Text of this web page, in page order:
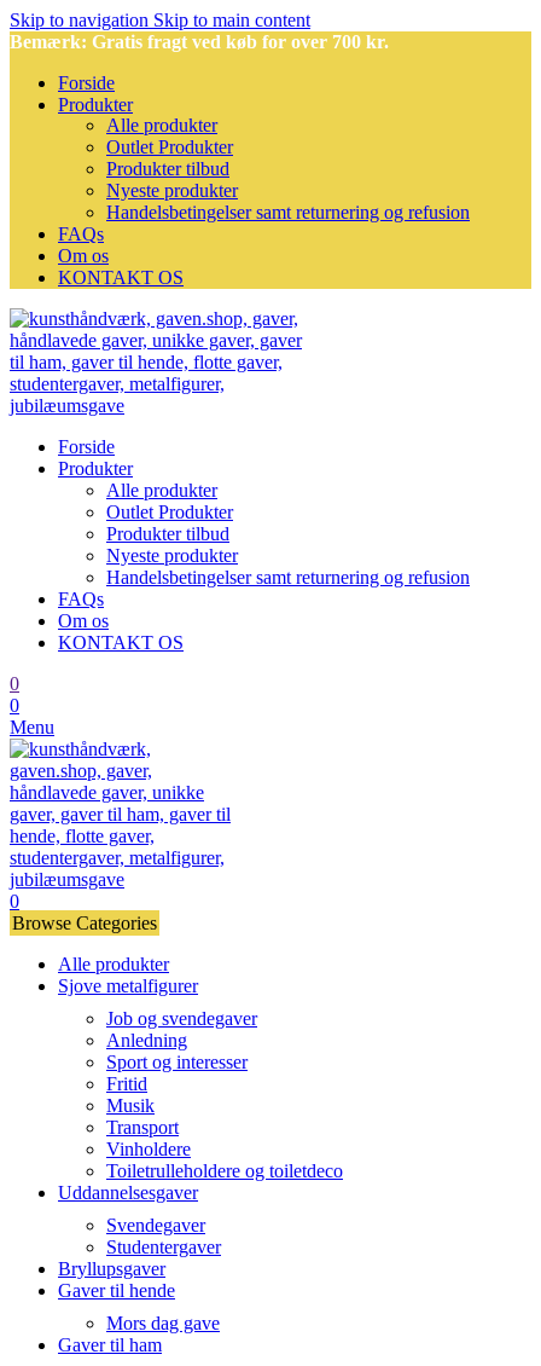
Skip to navigation Skip to main content
Bemærk: Gratis fragt ved køb for over 700 kr.
Forside
Produkter
Alle produkter
Outlet Produkter
Produkter tilbud
Nyeste produkter
Handelsbetingelser samt returnering og refusion
FAQs
Om os
KONTAKT OS
Forside
Produkter
Alle produkter
Outlet Produkter
Produkter tilbud
Nyeste produkter
Handelsbetingelser samt returnering og refusion
FAQs
Om os
KONTAKT OS
0
0
Menu
0
Browse Categories
Alle produkter
Sjove metalfigurer
Job og svendegaver
Anledning
Sport og interesser
Fritid
Musik
Transport
Vinholdere
Toiletrulleholdere og toiletdeco
Uddannelsesgaver
Svendegaver
Studentergaver
Bryllupsgaver
Gaver til hende
Mors dag gave
Gaver til ham